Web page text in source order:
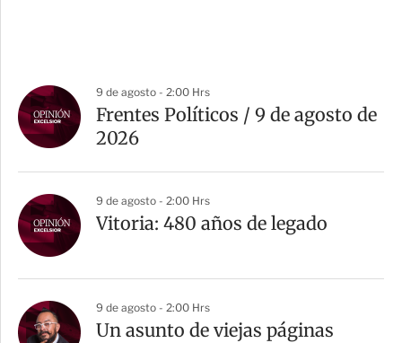
9 de agosto - 2:00 Hrs
Frentes Políticos / 9 de agosto de
2026
9 de agosto - 2:00 Hrs
Vitoria: 480 años de legado
9 de agosto - 2:00 Hrs
Un asunto de viejas páginas